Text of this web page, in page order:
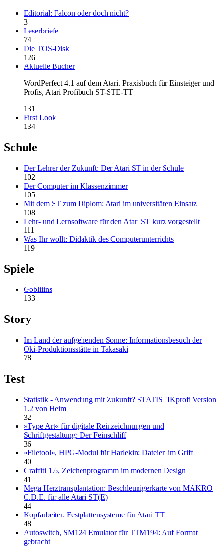
Editorial: Falcon oder doch nicht?
3
Leserbriefe
74
Die TOS-Disk
126
Aktuelle Bücher
WordPerfect 4.1 auf dem Atari. Praxisbuch für Einsteiger und
Profis, Atari Profibuch ST-STE-TT
131
First Look
134
Schule
Der Lehrer der Zukunft: Der Atari ST in der Schule
102
Der Computer im Klassenzimmer
105
Mit dem ST zum Diplom: Atari im universitären Einsatz
108
Lehr- und Lernsoftware für den Atari ST kurz vorgestellt
111
Was Ihr wollt: Didaktik des Computerunterrichts
119
Spiele
Gobliiins
133
Story
Im Land der aufgehenden Sonne: Informationsbesuch der
Oki-Produktionsstätte in Takasaki
78
Test
Statistik - Anwendung mit Zukunft? STATISTIKprofi Version
1.2 von Heim
32
»Type Art« für digitale Reinzeichnungen und
Schriftgestaltung: Der Feinschliff
36
»Filetool«, HPG-Modul für Harlekin: Dateien im Griff
40
Graffiti 1.6, Zeichenprogramm im modernen Design
41
Mega Herztransplantation: Beschleunigerkarte von MAKRO
C.D.E. für alle Atari ST(E)
44
Kopfarbeiter: Festplattensysteme für Atari TT
48
Autoswitch, SM124 Emulator für TTM194: Auf Format
gebracht